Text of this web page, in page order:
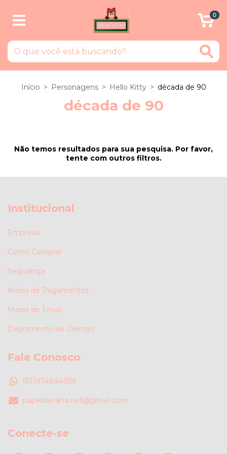
0
Início > Personagens > Hello Kitty > década de 90
década de 90
Não temos resultados para sua pesquisa. Por favor,
tente com outros filtros.
Institucional
Empresa
Como Comprar
Segurança
Meios de Pagamentos
Meios de Envio
Depoimento de Clientes
Fale Conosco
5511974894959
papeldecarta.net@gmail.com
Conecte-se